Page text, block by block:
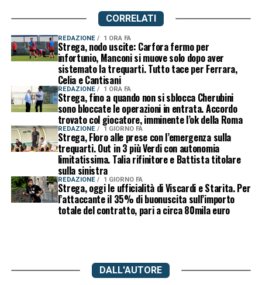
CORRELATI
REDAZIONE 1 ORA FA
Strega, nodo uscite: Carfora fermo per
infortunio, Manconi si muove solo dopo aver
sistemato la trequarti. Tutto tace per Ferrara,
Celia e Cantisani
REDAZIONE 1 ORA FA
Strega, fino a quando non si sblocca Cherubini
sono bloccate le operazioni in entrata. Accordo
trovato col giocatore, imminente l’ok della Roma
REDAZIONE 1 GIORNO FA
Strega, Floro alle prese con l’emergenza sulla
trequarti. Out in 3 più Verdi con autonomia
limitatissima. Talia rifinitore e Battista titolare
sulla sinistra
REDAZIONE 1 GIORNO FA
Strega, oggi le ufficialità di Viscardi e Starita. Per
l’attaccante il 35% di buonuscita sull’importo
totale del contratto, pari a circa 80mila euro
DALL'AUTORE